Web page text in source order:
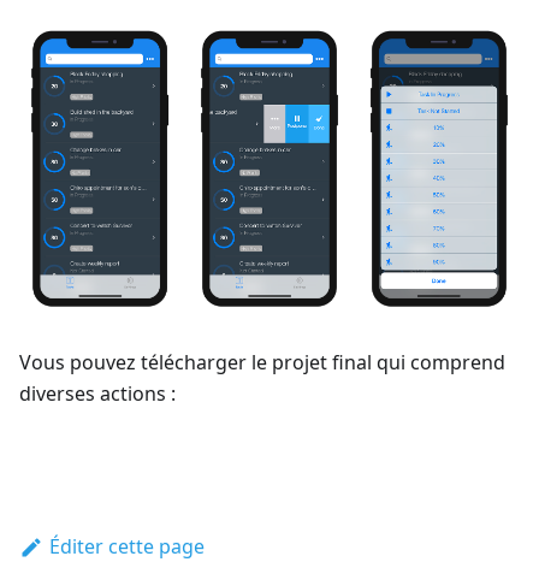
Vous pouvez télécharger le projet final qui comprend
diverses actions :
Éditer cette page